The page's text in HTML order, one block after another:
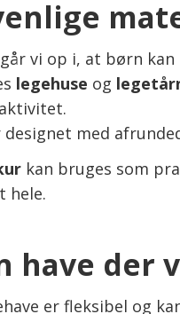
går vi op i, at børn
legehuse og
designet med
kan bruges som
hele.
have der
er fleksibel og